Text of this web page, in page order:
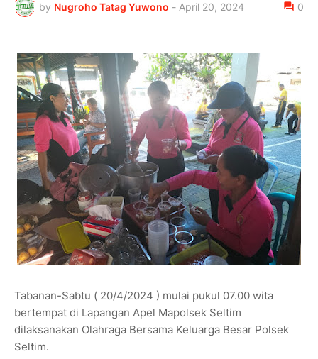
by Nugroho Tatag Yuwono - April 20, 2024 0
Tabanan-Sabtu ( 20/4/2024 ) mulai pukul 07.00 wita
bertempat di Lapangan Apel Mapolsek Seltim
dilaksanakan Olahraga Bersama Keluarga Besar Polsek
Seltim.